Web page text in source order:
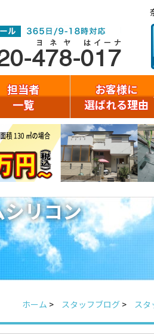
担当者
一覧
お客様に
選ばれる理由
リコン
ホーム > スタッフブログ > スタ